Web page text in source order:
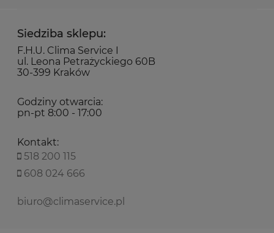
Siedziba sklepu:
F.H.U. Clima Service I
ul. Leona Petrażyckiego 60B
30-399 Kraków
Godziny otwarcia:
pn-pt 8:00 - 17:00
Kontakt:
518 200 115
608 024 666
biuro@climaservice.pl